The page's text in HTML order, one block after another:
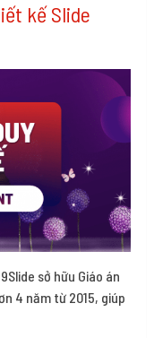
kế Slide
sở hữu Giáo án
4 năm từ 2015, giúp